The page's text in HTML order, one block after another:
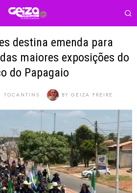
destina emenda para
maiores exposições do
do Papagaio
TOCANTINS BY GEIZA FREIRE